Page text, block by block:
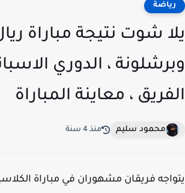
شوت نتيجة مباراة
، الدوري
، معاينة المباراة
محمود سليم منذ 4 سنة
فريقان مشهوران في مباراة